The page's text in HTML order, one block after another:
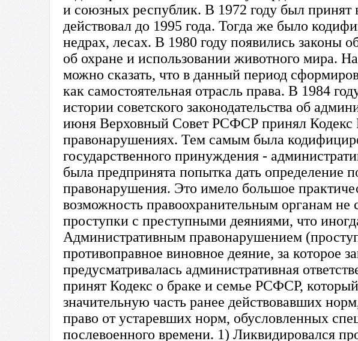
и союзных республик. В 1972 году был
действовал до 1995 года. Тогда же было
недрах, лесах. В 1980 году появились законы
об охране и использовании животного мира.
можно сказать, что в данный период
как самостоятельная отрасль права. В 1984
истории советского законодательства об
июня Верховный Совет РСФСР принял
правонарушениях. Тем самым была
государственного принуждения -
была предпринята попытка дать определение
правонарушения. Это имело большое
возможность правоохранительным органам не
проступки с преступными деяниями, что
Административным правонарушением
противоправное виновное деяние, за которое
предусматривалась административная
принят Кодекс о браке и семье РСФСР,
значительную часть ранее действовавших
право от устаревших норм, обусловленных
послевоенного времени. 1) Ликвидировался